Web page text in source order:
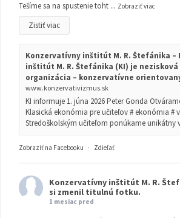
Tešíme sa na spustenie toht ... Zobraziť viac
Zistiť viac
Konzervatívny inštitút M. R. Štefánika –
inštitút M. R. Štefánika (KI) je
organizácia – konzervatívne
www.konzervativizmus.sk
KI informuje 1. júna 2026 Peter Gonda
Klasická ekonómia pre učiteľov # ekonómia #
Stredoškolským učiteľom ponúkame unikátny
Zobraziť na Facebooku · Zdieľať
Konzervatívny inštitút M. R.
si zmenil titulnú fotku.
1 mesiac pred